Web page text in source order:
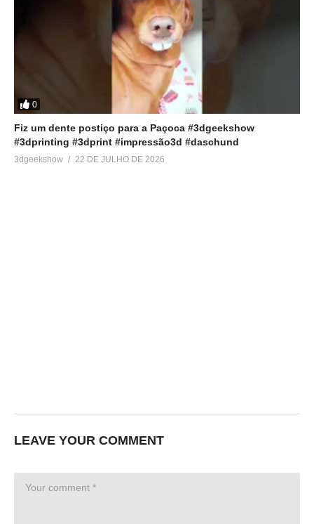
0
Fiz um dente postiço para a Paçoca #3dgeekshow
#3dprinting #3dprint #impressão3d #daschund
3dgeekshow 22 DE JULHO DE 2026
LEAVE YOUR COMMENT